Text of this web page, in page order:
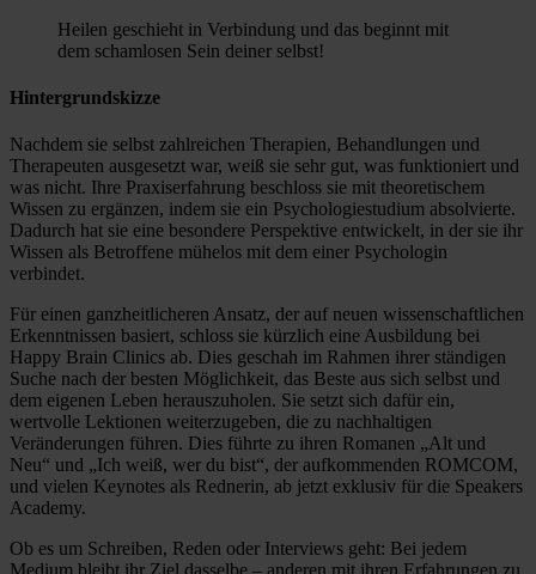
Heilen geschieht in Verbindung und das beginnt mit
dem schamlosen Sein deiner selbst!
Hintergrundskizze
Nachdem sie selbst zahlreichen Therapien, Behandlungen und
Therapeuten ausgesetzt war, weiß sie sehr gut, was funktioniert und
was nicht. Ihre Praxiserfahrung beschloss sie mit theoretischem
Wissen zu ergänzen, indem sie ein Psychologiestudium absolvierte.
Dadurch hat sie eine besondere Perspektive entwickelt, in der sie ihr
Wissen als Betroffene mühelos mit dem einer Psychologin
verbindet.
Für einen ganzheitlicheren Ansatz, der auf neuen wissenschaftlichen
Erkenntnissen basiert, schloss sie kürzlich eine Ausbildung bei
Happy Brain Clinics ab. Dies geschah im Rahmen ihrer ständigen
Suche nach der besten Möglichkeit, das Beste aus sich selbst und
dem eigenen Leben herauszuholen. Sie setzt sich dafür ein,
wertvolle Lektionen weiterzugeben, die zu nachhaltigen
Veränderungen führen. Dies führte zu ihren Romanen „Alt und
Neu“ und „Ich weiß, wer du bist“, der aufkommenden ROMCOM,
und vielen Keynotes als Rednerin, ab jetzt exklusiv für die Speakers
Academy.
Ob es um Schreiben, Reden oder Interviews geht: Bei jedem